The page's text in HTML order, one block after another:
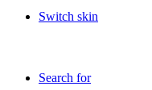
Switch skin
Search for